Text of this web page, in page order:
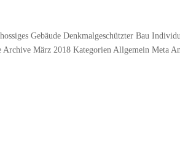
Gebäude Denkmalgeschützter Bau
Archive März 2018 Kategorien Allgemein Meta